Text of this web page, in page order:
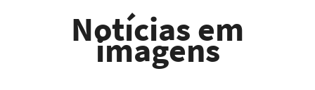
Notícias em
imagens